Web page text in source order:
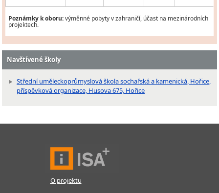
Poznámky k oboru:výměnné pobyty v zahraničí, účast na mezinárodních
projektech.
Navštívené školy
Střední uměleckoprůmyslová škola sochařská a kamenická, Hořice,
příspěvková organizace, Husova 675, Hořice
O projektu